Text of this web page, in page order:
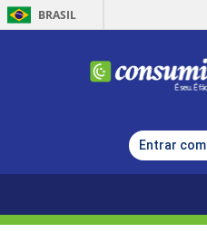
BRASIL
Entrar com